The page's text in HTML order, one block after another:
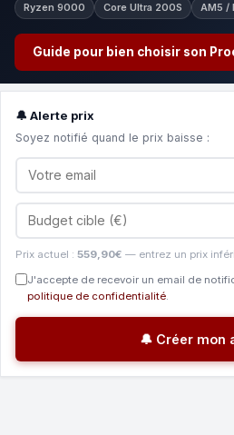
Ryzen 9000 Core Ultra 200S AM5 /
Guide pour bien choisir son
🔔 Alerte prix
Soyez notifié quand le prix baisse :
Prix actuel : 559,90€ — entrez un prix
J'accepte de recevoir un email de
politique de confidentialité.
🔔 Créer mon